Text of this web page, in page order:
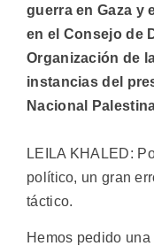
guerra en Gaza y
en el Consejo de
Organización de
instancias del
Nacional
LEILA KHALED:
político, un gran
táctico.
Hemos pedido